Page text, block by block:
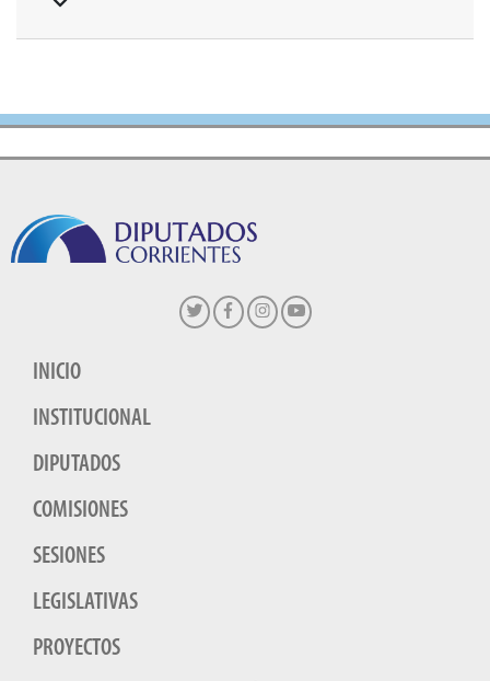
INICIO
INSTITUCIONAL
DIPUTADOS
COMISIONES
SESIONES
LEGISLATIVAS
PROYECTOS